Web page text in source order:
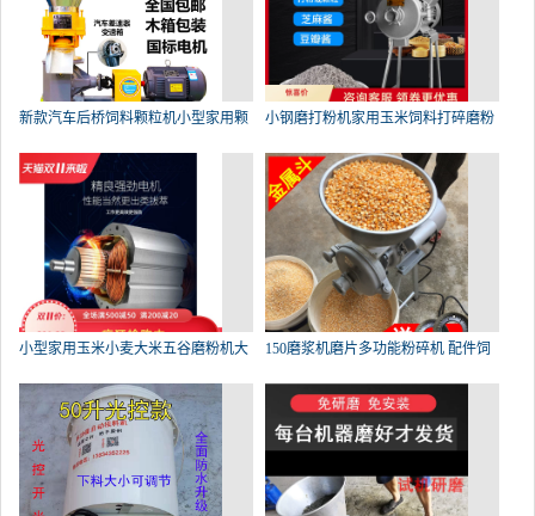
新款汽车后桥饲料颗粒机小型家用颗 小钢磨打粉机家用玉米饲料打碎磨粉
小型家用玉米小麦大米五谷磨粉机大 150磨浆机磨片多功能粉碎机 配件饲